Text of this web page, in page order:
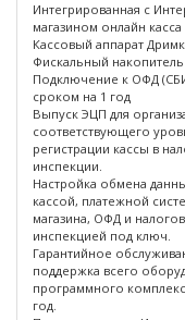
Интегрированная с
магазином онлайн
Кассовый аппарат
Фискальный накопитель
Подключение к ОФД
сроком на 1 год
Выпуск ЭЦП для
соответствующего
регистрации кассы в
инспекции.
Настройка обмена
кассой, платежной
магазина, ОФД и
инспекцией под ключ.
Гарантийное
поддержка всего
программного
год.